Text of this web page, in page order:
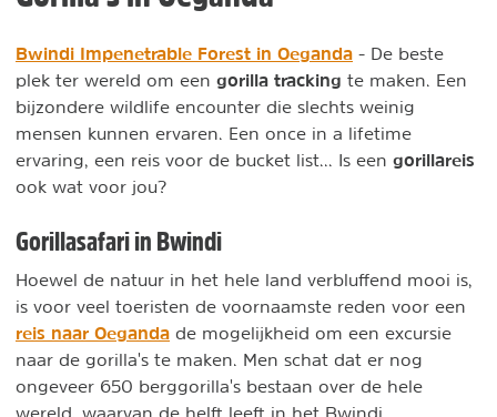
Bwindi Impenetrable Forest in Oeganda - De beste
plek ter wereld om een gorilla tracking te maken. Een
bijzondere wildlife encounter die slechts weinig
mensen kunnen ervaren. Een once in a lifetime
ervaring, een reis voor de bucket list... Is een gorillareis
ook wat voor jou?
Gorillasafari in Bwindi
Hoewel de natuur in het hele land verbluffend mooi is,
is voor veel toeristen de voornaamste reden voor een
reis naar Oeganda de mogelijkheid om een excursie
naar de gorilla's te maken. Men schat dat er nog
ongeveer 650 berggorilla's bestaan over de hele
wereld, waarvan de helft leeft in het Bwindi